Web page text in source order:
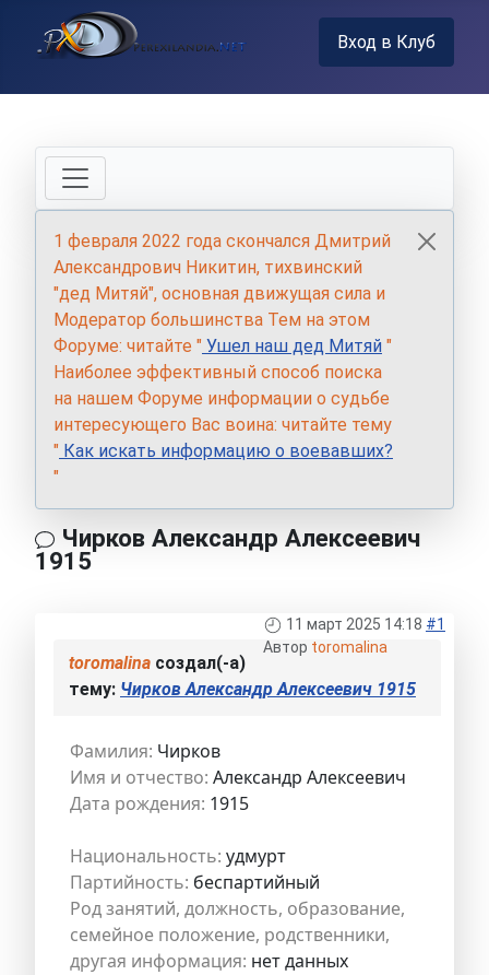
Вход в Клуб
1 февраля 2022 года скончался Дмитрий
Александрович Никитин, тихвинский
"дед Митяй", основная движущая сила и
Модератор большинства Тем на этом
Форуме: читайте " Ушел наш дед Митяй "
Наиболее эффективный способ поиска
на нашем Форуме информации о судьбе
интересующего Вас воина: читайте тему
" Как искать информацию о воевавших?
"
Чирков Александр Алексеевич
1915
11 март 2025 14:18 #1
Автор toromalina
toromalina создал(-а)
тему: Чирков Александр Алексеевич 1915
Фамилия: Чирков
Имя и отчество: Александр Алексеевич
Дата рождения: 1915
Национальность: удмурт
Партийность: беспартийный
Род занятий, должность, образование,
семейное положение, родственники,
другая информация: нет данных